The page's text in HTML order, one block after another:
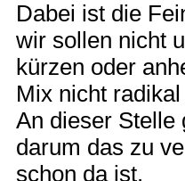
Dabei ist die
wir sollen nicht
kürzen oder
Mix nicht
An dieser Stelle
darum das zu
schon da ist.